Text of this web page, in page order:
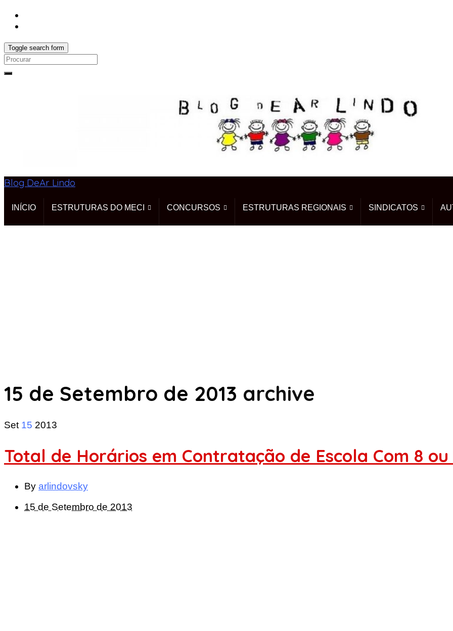
Toggle search form
Search
Blog DeAr Lindo
INÍCIO ESTRUTURAS DO MECI CONCURSOS ESTRUTURAS REGIONAIS SINDICATOS
15 de Setembro de 2013 archive
Set 15 2013
Total de Horários em Contratação de Escola Com 8
By arlindovsky
15 de Setembro de 2013